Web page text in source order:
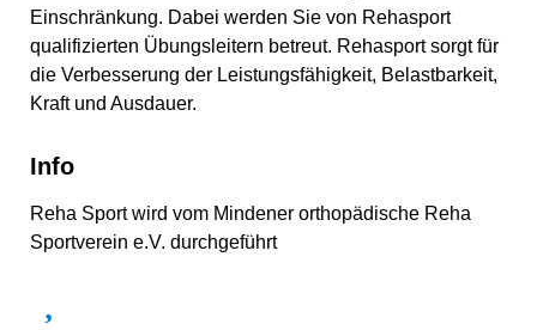
Einschränkung. Dabei werden Sie von Rehasport
qualifizierten Übungsleitern betreut. Rehasport sorgt für
die Verbesserung der Leistungsfähigkeit, Belastbarkeit,
Kraft und Ausdauer.
Info
Reha Sport wird vom Mindener orthopädische Reha
Sportverein e.V. durchgeführt